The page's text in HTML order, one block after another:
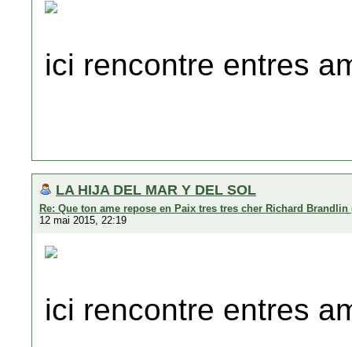
ici rencontre entres
LA HIJA DEL MAR Y DEL SOL
Re: Que ton ame repose en Paix tres tres cher Richard Brandlin
12 mai 2015, 22:19
ici rencontre entres